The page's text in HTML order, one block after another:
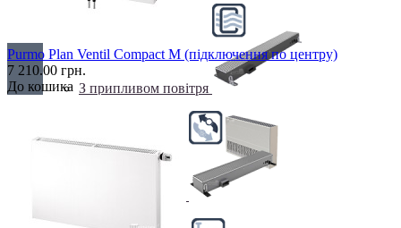
З припливом повітря
Purmo Plan Ventil Compact M (підключення по центру)
7 210.00 грн.
До кошика